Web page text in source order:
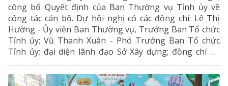
công bố Quyết định của Ban Thường vụ Tỉnh ủy về
công tác cán bộ. Dự hội nghị có các đồng chí: Lê Thị
Hường - Ủy viên Ban Thường vụ, Trưởng Ban Tổ chức
Tỉnh ủy; Vũ Thanh Xuân - Phó Trưởng Ban Tổ chức
Tỉnh ủy; đại diện lãnh đạo Sở Xây dựng; đồng chí Lò
Văn Biên - Bí thư Đảng ủy, Chủ tịch HĐND xã Mường
Khoa.